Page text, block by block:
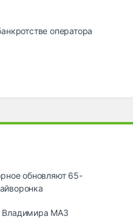
оператора
обновляют 65-
Владимира МАЗ